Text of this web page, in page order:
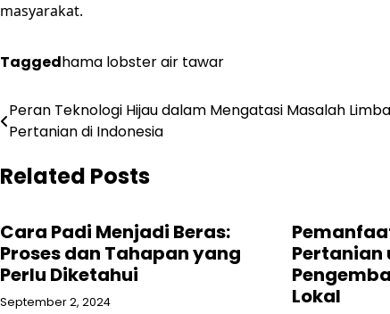
masyarakat.
Taggedhama lobster air tawar
Post
navigation
Peran Teknologi Hijau dalam Mengatasi Masalah
Pertanian di Indonesia
Related Posts
Cara Padi Menjadi Beras:
Proses dan Tahapan yang
Perlu Diketahui
September 2, 2024
Pertanian
Lokal